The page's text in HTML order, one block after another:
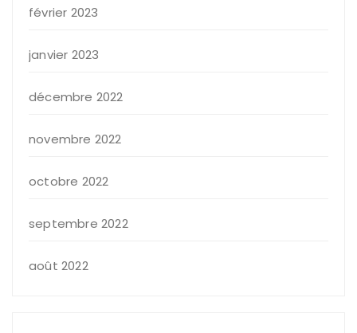
février 2023
janvier 2023
décembre 2022
novembre 2022
octobre 2022
septembre 2022
août 2022